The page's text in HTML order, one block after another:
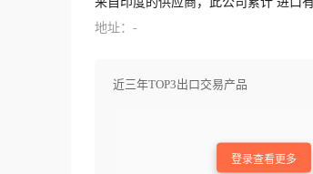
地址：-
近三年TOP3出口交易产品
登录查看更多